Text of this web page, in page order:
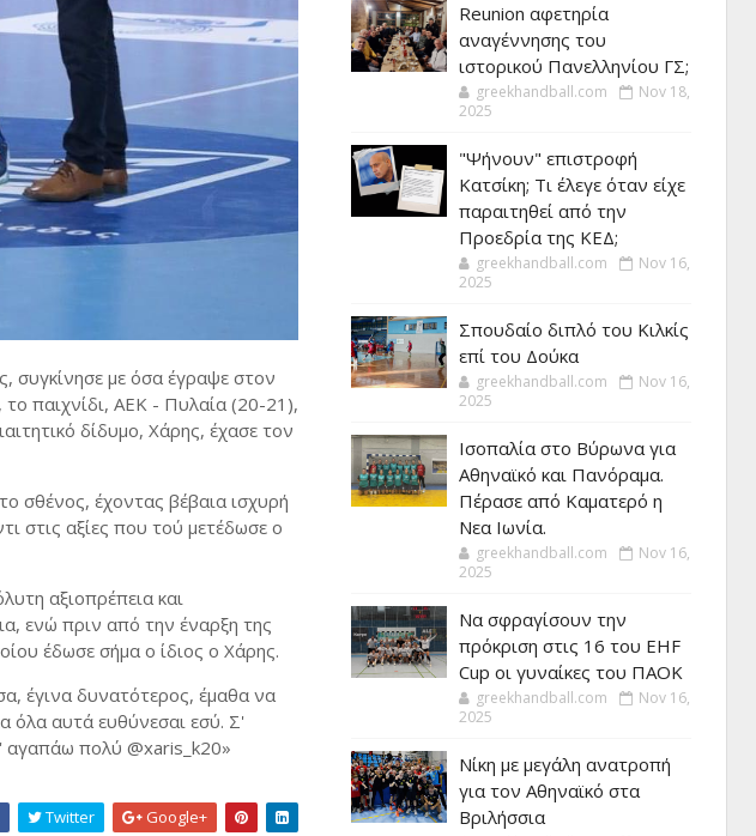
συγκίνησε με όσα έγραψε στον
το παιχνίδι, ΑΕΚ - Πυλαία (20-21),
δίδυμο, Χάρης, έχασε τον
σθένος, έχοντας βέβαια ισχυρή
στις αξίες που τού μετέδωσε ο
αξιοπρέπεια και
ενώ πριν από την έναρξη της
έδωσε σήμα ο ίδιος ο Χάρης.
έγινα δυνατότερος, έμαθα να
όλα αυτά ευθύνεσαι εσύ. Σ'
αγαπάω πολύ @xaris_k20»
Twitter Google+
Reunion αφετηρία
αναγέννησης του
ιστορικού Πανελληνίου ΓΣ;
greekhandball.com
Nov 18,
2025
"Ψήνουν" επιστροφή
Κατσίκη; Τι έλεγε όταν είχε
παραιτηθεί από την
Προεδρία της ΚΕΔ;
greekhandball.com
Nov 16,
2025
Σπουδαίο διπλό του Κιλκίς
επί του Δούκα
greekhandball.com
Nov 16,
2025
Ισοπαλία στο Βύρωνα για
Αθηναϊκό και Πανόραμα.
Πέρασε από Καματερό η
Νεα Ιωνία.
greekhandball.com
Nov 16,
2025
Να σφραγίσουν την
πρόκριση στις 16 του EHF
Cup οι γυναίκες του ΠΑΟΚ
greekhandball.com
Nov 16,
2025
Νίκη με μεγάλη ανατροπή
για τον Αθηναϊκό στα
Βριλήσσια